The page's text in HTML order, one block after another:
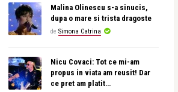
Malina Olinescu s-a sinucis,
dupa o mare si trista dragoste
de Simona Catrina
Nicu Covaci: Tot ce mi-am
propus in viata am reusit! Dar
ce pret am platit…